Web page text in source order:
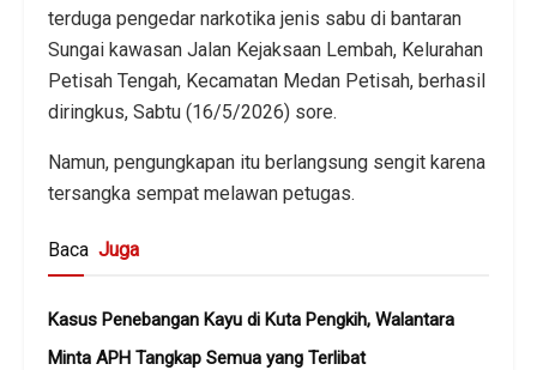
terduga pengedar narkotika jenis sabu di bantaran
Sungai kawasan Jalan Kejaksaan Lembah, Kelurahan
Petisah Tengah, Kecamatan Medan Petisah, berhasil
diringkus, Sabtu (16/5/2026) sore.
Namun, pengungkapan itu berlangsung sengit karena
tersangka sempat melawan petugas.
Baca Juga
Kasus Penebangan Kayu di Kuta Pengkih, Walantara
Minta APH Tangkap Semua yang Terlibat